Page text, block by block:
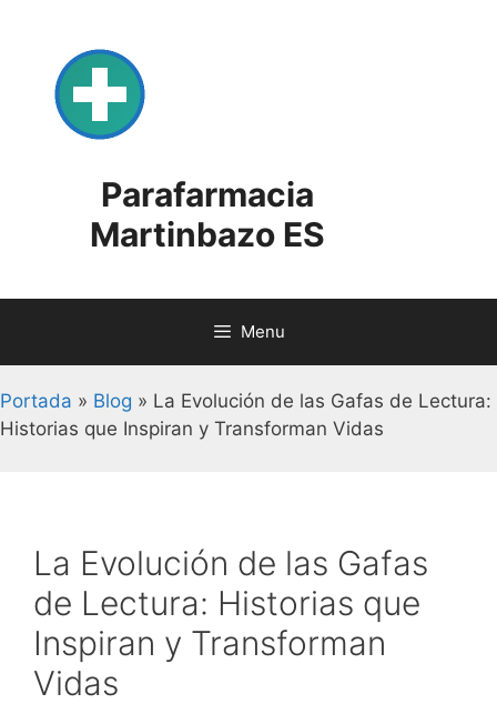
content
Parafarmacia
Martinbazo ES
Menu
Portada » Blog » La Evolución de las Gafas de Lectura:
Historias que Inspiran y Transforman Vidas
La Evolución de las Gafas
de Lectura: Historias que
Inspiran y Transforman
Vidas